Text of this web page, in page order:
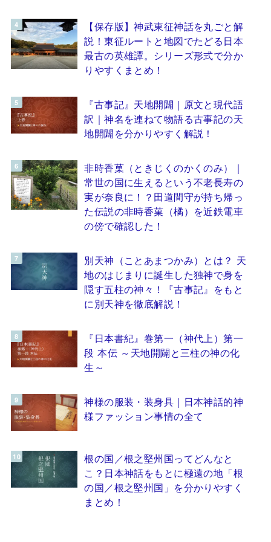
【保存版】神武東征神話を丸ごと解
説！東征ルートと地図でたどる日本
最古の英雄譚。シリーズ形式で分か
りやすくまとめ！
『古事記』天地開闢｜原文と現代語
訳｜神名を連ねて物語る古事記の天
地開闢を分かりやすく解説！
非時香菓（ときじくのかくのみ）｜
常世の国に生えるという不老長寿の
実が奈良に！？田道間守が持ち帰っ
た伝説の非時香菓（橘）を近鉄電車
の傍で確認した！
別天神（ことあまつかみ）とは？ 天
地のはじまりに誕生した独神で身を
隠す五柱の神々！『古事記』をもと
に別天神を徹底解説！
『日本書紀』巻第一（神代上）第一
段 本伝 ～天地開闢と三柱の神の化
生～
神様の服装・装身具｜日本神話的神
様ファッション事情の全て
根の国／根之堅州国ってどんなと
こ？日本神話をもとに極遠の地「根
の国／根之堅州国」を分かりやすく
まとめ！